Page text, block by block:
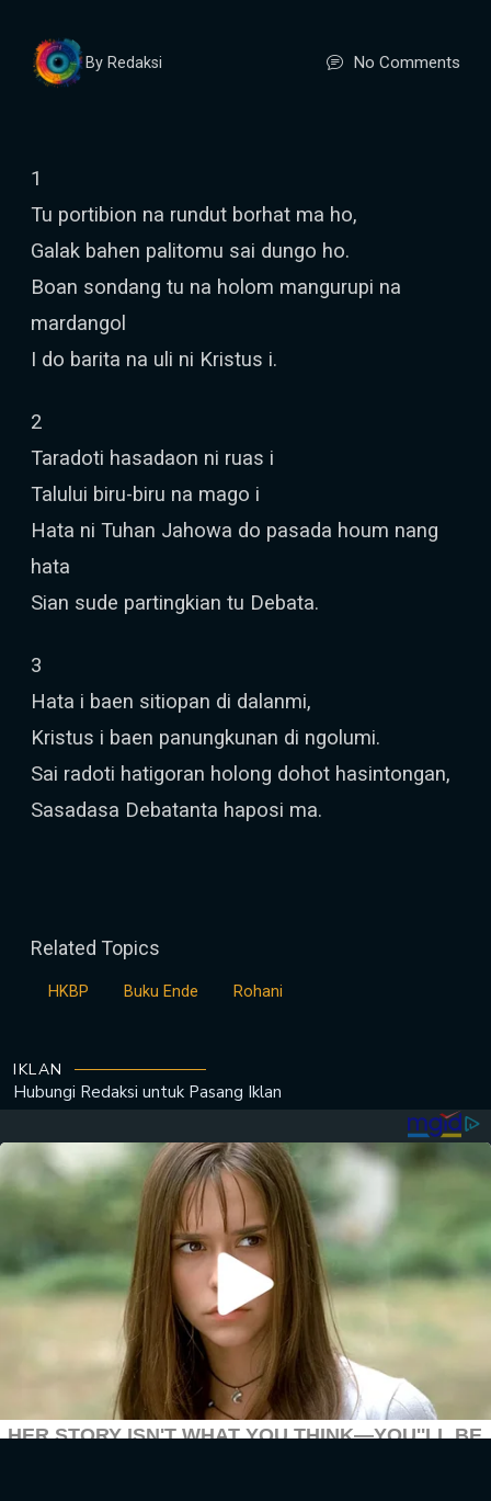
By Redaksi No Comments
1
Tu portibion na rundut borhat ma ho,
Galak bahen palitomu sai dungo ho.
Boan sondang tu na holom mangurupi na
mardangol
I do barita na uli ni Kristus i.
2
Taradoti hasadaon ni ruas i
Talului biru-biru na mago i
Hata ni Tuhan Jahowa do pasada houm nang
hata
Sian sude partingkian tu Debata.
3
Hata i baen sitiopan di dalanmi,
Kristus i baen panungkunan di ngolumi.
Sai radoti hatigoran holong dohot hasintongan,
Sasadasa Debatanta haposi ma.
Related Topics
HKBP Buku Ende Rohani
IKLAN
Hubungi Redaksi untuk Pasang Iklan